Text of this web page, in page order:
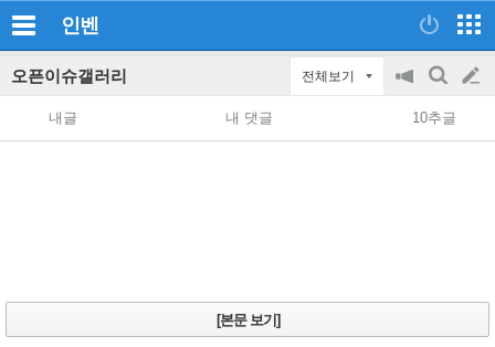
인벤
오픈이슈갤러리 전체보기
공
지
on/off
검
색
글
쓰
내글 내 댓글 10추글
[본문 보기]